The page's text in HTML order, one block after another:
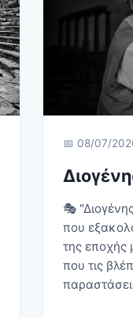
📅 08/07/
🎭
που
της εποχής
που τις